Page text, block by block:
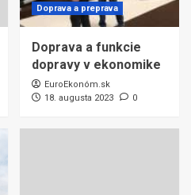
Doprava a preprava
Doprava a funkcie
dopravy v ekonomike
EuroEkonóm.sk
18. augusta 2023
0